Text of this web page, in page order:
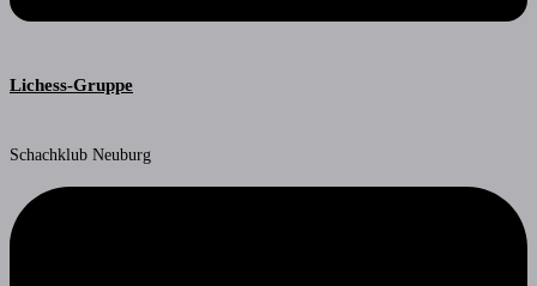
Lichess-Gruppe
Schachklub Neuburg